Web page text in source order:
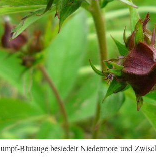
Blutauge besiedelt Niedermore und